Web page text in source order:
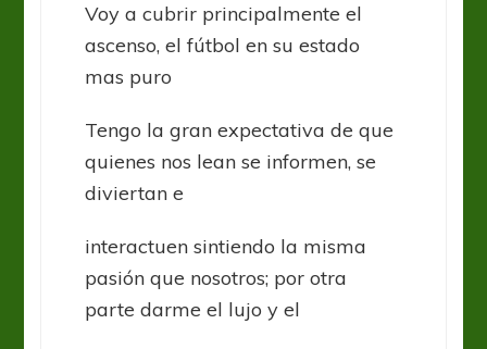
Voy a cubrir principalmente el
ascenso, el fútbol en su estado
mas puro
Tengo la gran expectativa de que
quienes nos lean se informen, se
diviertan e
interactuen sintiendo la misma
pasión que nosotros; por otra
parte darme el lujo y el